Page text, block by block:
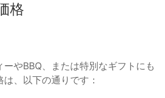
格
やBBQ、または特別なギフトにも
、以下の通りです：